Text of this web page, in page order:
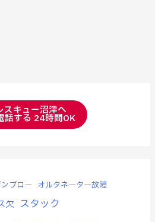
スキュー沼津へ
話する 24時間OK
ブロー オルタネーター故障
欠 スタック